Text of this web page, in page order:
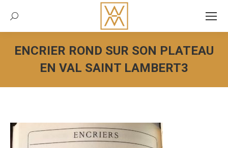
Recherche:
ENCRIER ROND SUR SON PLATEAU
EN VAL SAINT LAMBERT3
Vous êtes ici :